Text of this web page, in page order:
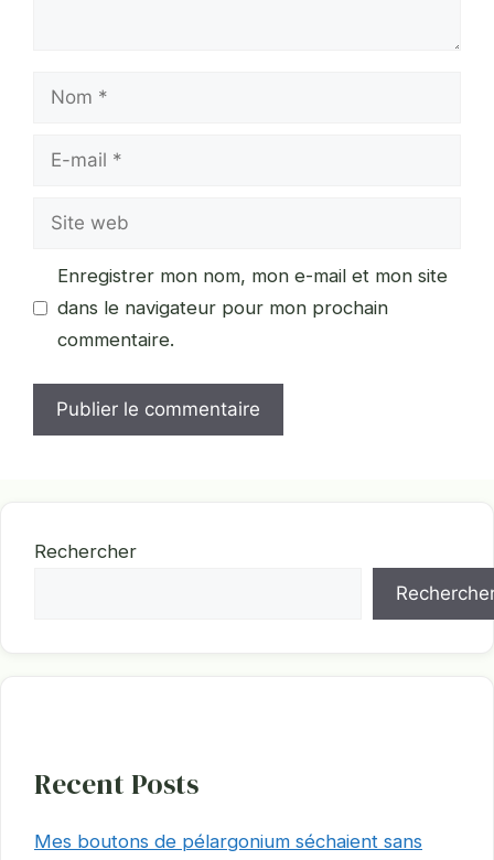
Nom
Site
Enregistrer mon nom, mon e-mail et mon site
dans le navigateur pour mon prochain
commentaire.
Rechercher
Recent Posts
Mes boutons de pélargonium séchaient sans